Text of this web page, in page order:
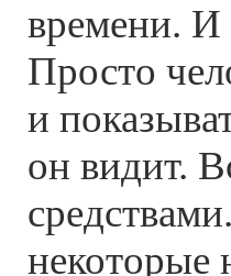
времени. И
Просто
и
он видит.
некоторые